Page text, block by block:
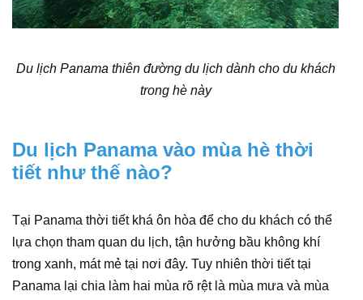
Du lịch Panama thiên đường du lịch dành cho du khách
trong hè này
Du lịch Panama vào mùa hè thời
tiết như thế nào?
Tại Panama thời tiết khá ôn hòa để cho du khách có thể
lựa chọn tham quan du lịch, tận hưởng bầu không khí
trong xanh, mát mẻ tại nơi đây. Tuy nhiên thời tiết tại
Panama lại chia làm hai mùa rõ rệt là mùa mưa và mùa